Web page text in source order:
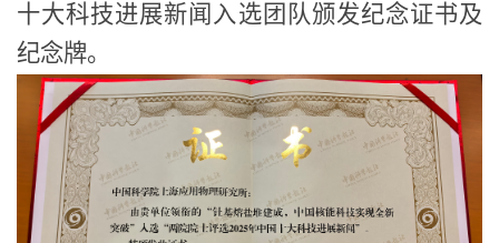
十大科技进展新闻入选团队颁发纪念证书及
纪念牌。